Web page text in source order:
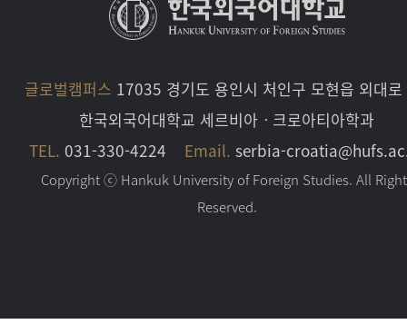
글로벌캠퍼스 17035 경기도 용인시 처인구 모현읍 외대
한국외국어대학교 세르비아ㆍ크로아티아학과
TEL. 031-330-4224 Email. serbia-
Copyright ⓒ Hankuk University of Foreign Studies. All
Reserved.